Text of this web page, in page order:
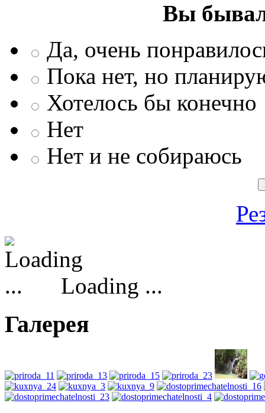
Вы
Да, очень
Пока нет, но
Хотелось бы конечно
Нет
Нет и не собираюсь
Loading ...
Галерея